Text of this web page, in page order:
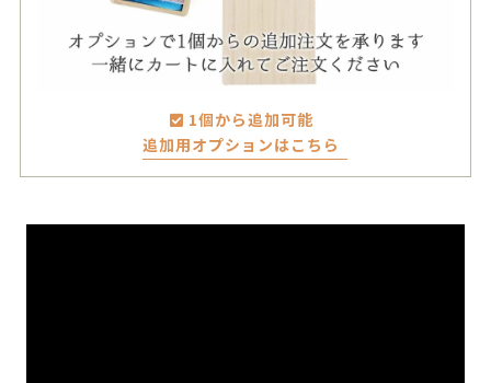
1個から追加可能
追加用オプションはこちら